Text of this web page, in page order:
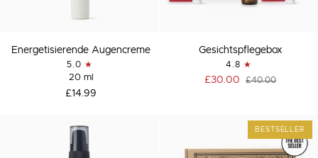
Energetisierende
Augencreme
Energetisierende Augencreme
5.0
20 ml
£14.99
Gesichtspflegebox
Gesichtspflegebox
4.8
£30.00 £40.00
BESTSELLER